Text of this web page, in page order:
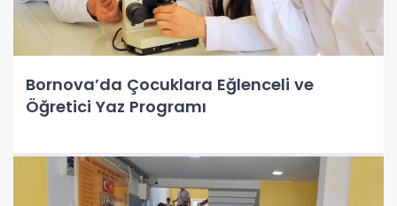
Bornova’da Çocuklara Eğlenceli ve
Öğretici Yaz Programı